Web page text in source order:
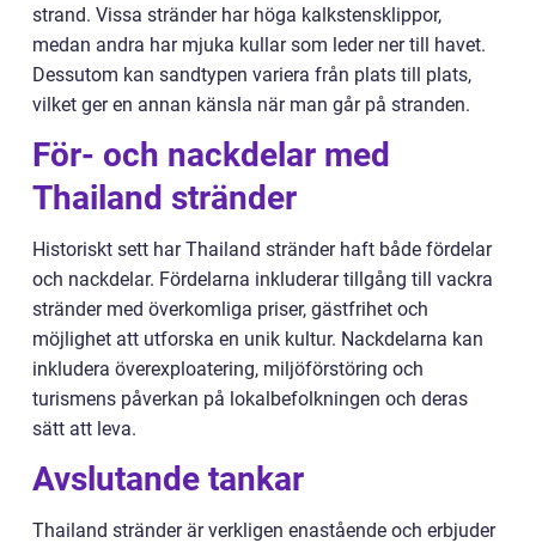
strand. Vissa stränder har höga kalkstensklippor,
medan andra har mjuka kullar som leder ner till havet.
Dessutom kan sandtypen variera från plats till plats,
vilket ger en annan känsla när man går på stranden.
För- och nackdelar med
Thailand stränder
Historiskt sett har Thailand stränder haft både fördelar
och nackdelar. Fördelarna inkluderar tillgång till vackra
stränder med överkomliga priser, gästfrihet och
möjlighet att utforska en unik kultur. Nackdelarna kan
inkludera överexploatering, miljöförstöring och
turismens påverkan på lokalbefolkningen och deras
sätt att leva.
Avslutande tankar
Thailand stränder är verkligen enastående och erbjuder